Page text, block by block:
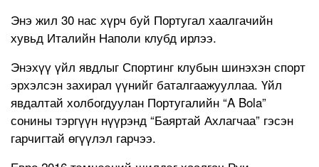
Энэ жил 30 нас хүрч буй Португал хаалгачийн
хувьд Италийн Наполи клубд ирлээ.
Энэхүү үйл явдлыг Спортинг клубын шинэхэн спорт
эрхэлсэн захирал үүнийг баталгаажууллаа. Үйл
явдалтай холбогдуулан Португалийн “A Bola”
сонины тэргүүн нүүрэнд “Баяртай Ахлагчаа” гэсэн
гарчигтай өгүүлэл гарчээ.